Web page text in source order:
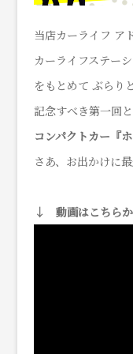
当店カーライフ ア
カーライフステー
をもとめて ぶらり
記念すべき第一回と
コンパクトカー『
さあ、お出かけに
↓ 動画はこちら